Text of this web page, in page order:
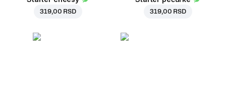
319,00 RSD 319,00 RSD